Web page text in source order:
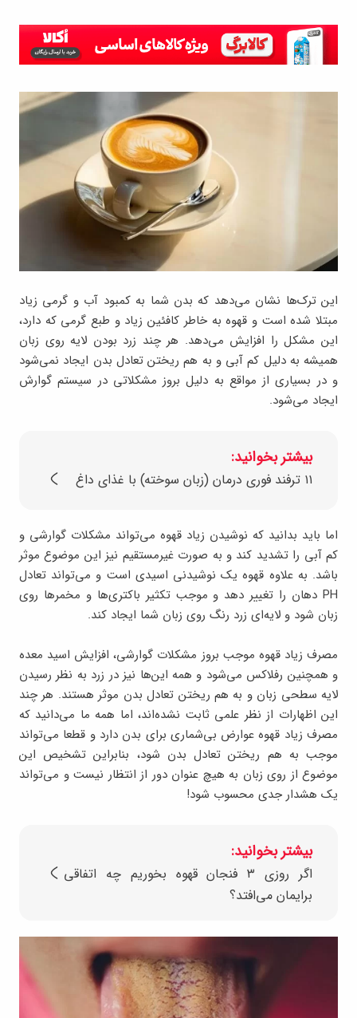
این ترک‌ها نشان می‌دهد که بدن شما به کمبود آب و گرمی زیاد
مبتلا شده است و قهوه به خاطر کافئین زیاد و طبع گرمی که دارد،
این مشکل را افزایش می‌دهد. هر چند زرد بودن لایه روی زبان
همیشه به دلیل کم آبی و به هم ریختن تعادل بدن ایجاد نمی‌شود
و در بسیاری از مواقع به دلیل بروز مشکلاتی در سیستم گوارش
ایجاد می‌شود.
بیشتر بخوانید:
۱۱ ترفند فوری درمان (زبان سوخته) با غذای داغ
اما باید بدانید که نوشیدن زیاد قهوه می‌تواند مشکلات گوارشی و
کم آبی را تشدید کند و به صورت غیرمستقیم نیز این موضوع موثر
باشد. به علاوه قهوه یک نوشیدنی اسیدی است و می‌تواند تعادل
PH دهان را تغییر دهد و موجب تکثیر باکتری‌ها و مخمرها روی
زبان شود و لایه‌ای زرد رنگ روی زبان شما ایجاد کند.
مصرف زیاد قهوه موجب بروز مشکلات گوارشی، افزایش اسید معده
و همچنین رفلاکس می‌شود و همه این‌ها نیز در زرد به نظر رسیدن
لایه سطحی زبان و به هم ریختن تعادل بدن موثر هستند. هر چند
این اظهارات از نظر علمی ثابت نشده‌اند، اما همه ما می‌دانید که
مصرف زیاد قهوه عوارض بی‌شماری برای بدن دارد و قطعا می‌تواند
موجب به هم ریختن تعادل بدن شود، بنابراین تشخیص این
موضوع از روی زبان به هیچ عنوان دور از انتظار نیست و می‌تواند
یک هشدار جدی محسوب شود!
بیشتر بخوانید:
اگر روزی ۳ فنجان قهوه بخوریم چه اتفاقی
برایمان می‌افتد؟